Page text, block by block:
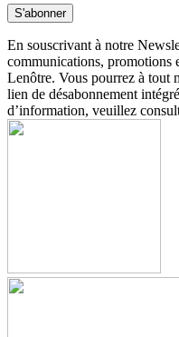
En souscrivant à notre
communications, promotions
Lenôtre. Vous pourrez à tout
lien de désabonnement
d’information, veuillez